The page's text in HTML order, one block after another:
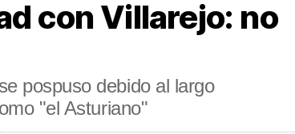
con Villarejo: no
pospuso debido al largo
"el Asturiano"